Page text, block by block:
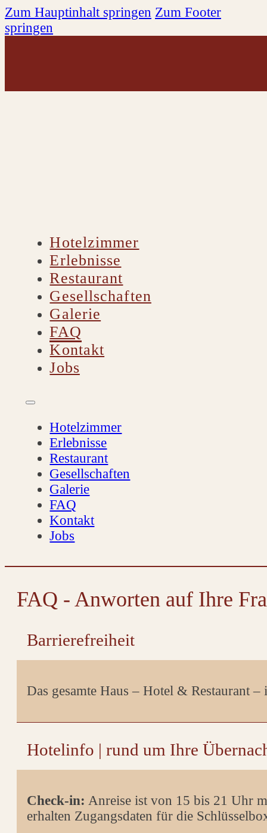
Zum Hauptinhalt springen Zum Footer
springen
Hotelzimmer
Erlebnisse
Restaurant
Gesellschaften
Galerie
FAQ
Kontakt
Jobs
Hotelzimmer
Erlebnisse
Restaurant
Gesellschaften
Galerie
FAQ
Kontakt
Jobs
FAQ - Anworten auf Ihre
Barrierefreiheit
Das gesamte Haus – Hotel & Restaurant –
Hotelinfo | rund um Ihre
Check-in: Anreise ist von 15 bis 21 Uhr
erhalten Zugangsdaten für die